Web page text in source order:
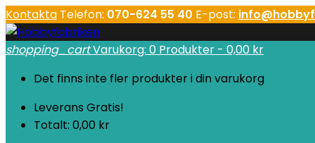
Kontakta Telefon: 070-624 55 40 E-post:
shopping_cartVarukorg: 0 Produkter - 0,00 kr
Det finns inte fler produkter i din varukorg
Leverans Gratis!
Totalt: 0,00 kr